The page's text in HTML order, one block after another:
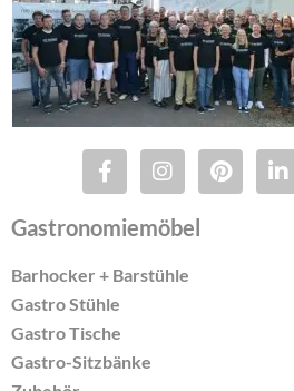
Gastronomiemöbel
Barhocker + Barstühle
Gastro Stühle
Gastro Tische
Gastro-Sitzbänke